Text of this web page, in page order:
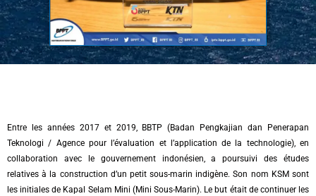
Entre les années 2017 et 2019, BBTP (Badan Pengkajian dan Penerapan
Teknologi / Agence pour l’évaluation et l’application de la technologie), en
collaboration avec le gouvernement indonésien, a poursuivi des études
relatives à la construction d’un petit sous-marin indigène. Son nom KSM sont
les initiales de Kapal Selam Mini (Mini Sous-Marin). Le but était de continuer les